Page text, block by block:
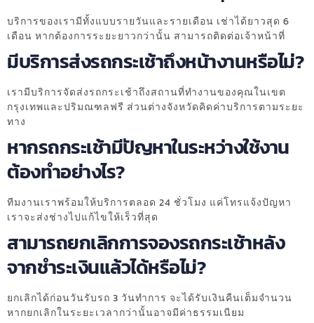
บริการของเรามีทั้งแบบรายวันและรายเดือน เช่าได้ยาวสุด 6
เดือน หากต้องการระยะยาวกว่านั้น สามารถติดต่อเจ้าหน้าที่
มีบริการส่งรถกระเช้าถึงหน้างานหรือไม่?
เรามีบริการจัดส่งรถกระเช้าถึงสถานที่ทำงานของคุณในเขต
กรุงเทพและปริมณฑลฟรี ส่วนต่างจังหวัดคิดค่าบริการตามระยะ
ทาง
หากรถกระเช้ามีปัญหาในระหว่างใช้งาน
ต้องทำอย่างไร?
ทีมงานเราพร้อมให้บริการตลอด 24 ชั่วโมง แค่โทรแจ้งปัญหา
เราจะส่งช่างไปแก้ไขให้เร็วที่สุด
สามารถยกเลิกการจองรถกระเช้าหลัง
จากชำระเงินแล้วได้หรือไม่?
ยกเลิกได้ก่อนวันรับรถ 3 วันทำการ จะได้รับเงินคืนเต็มจำนวน
หากยกเลิกในระยะเวลากว่านั้นอาจมีค่าธรรมเนียม